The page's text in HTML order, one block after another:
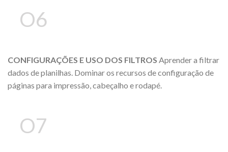
O6
CONFIGURAÇÕES E USO DOS FILTROS Aprender a filtrar
dados de planilhas. Dominar os recursos de configuração de
páginas para impressão, cabeçalho e rodapé.
O7